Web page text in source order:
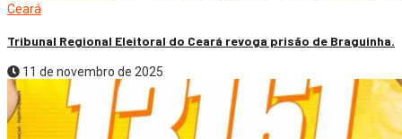
Ceará
Tribunal Regional Eleitoral do Ceará revoga prisão de Braguinha.
11 de novembro de 2025